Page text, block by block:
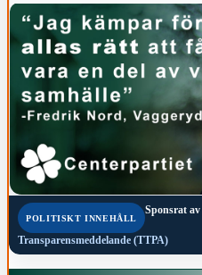
POLITISKT INNEHÅLL
Sponsrat av
Transparensmeddelande (TTPA)